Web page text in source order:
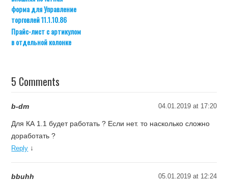
форма для Управление
торговлей 11.1.10.86
Прайс-лист с артикулом
в отдельной колонке
5 Comments
b-dm 04.01.2019 at 17:20
Для КА 1.1 будет работать ? Если нет. то насколько сложно
доработать ?
Reply ↓
bbuhh 05.01.2019 at 12:24